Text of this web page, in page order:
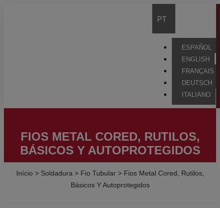
PT
ESPAÑOL
ENGLISH
FRANÇAIS
DEUTSCH
ITALIANO
FIOS METAL CORED, RUTILOS,
BÁSICOS Y AUTOPROTEGIDOS
Início > Soldadura > Fio Tubular> Fios Metal Cored, Rutilos,
Básicos Y Autoprotegidos